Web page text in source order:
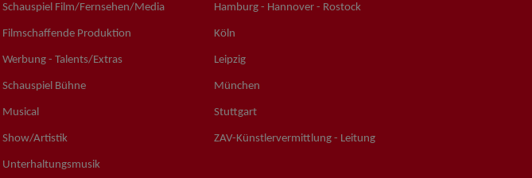
Schauspiel Film/Fernsehen/Media
Filmschaffende Produktion
Werbung - Talents/Extras
Schauspiel Bühne
Musical
Show/Artistik
Unterhaltungsmusik
Hamburg - Hannover - Rostock
Köln
Leipzig
München
Stuttgart
ZAV-Künstlervermittlung - Leitung